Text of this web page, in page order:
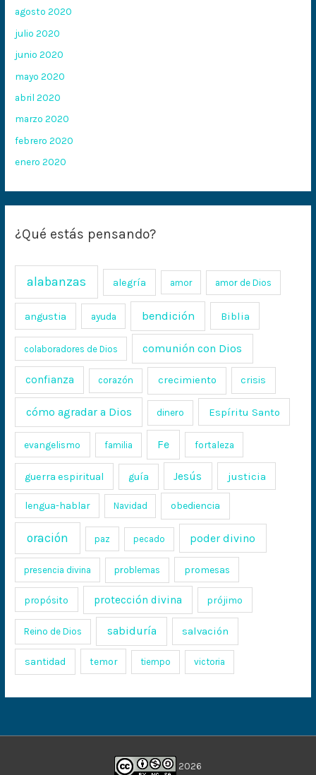
agosto 2020
julio 2020
junio 2020
mayo 2020
abril 2020
marzo 2020
febrero 2020
enero 2020
¿Qué estás pensando?
alabanzas alegría amor amor de Dios
angustia ayuda bendición Biblia
colaboradores de Dios comunión con Dios
confianza corazón crecimiento crisis
cómo agradar a Dios dinero Espíritu Santo
evangelismo familia Fe fortaleza
guerra espiritual guía Jesús justicia
lengua-hablar Navidad obediencia
oración paz pecado poder divino
presencia divina problemas promesas
propósito protección divina prójimo
Reino de Dios sabiduría salvación
santidad temor tiempo victoria
2026